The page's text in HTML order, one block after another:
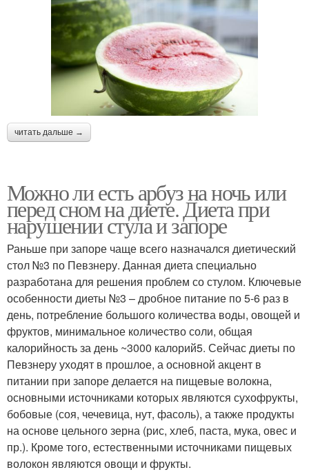
читать дальше →
Можно ли есть арбуз на ночь или
перед сном на диете. Диета при
нарушении стула и запоре
Раньше при запоре чаще всего назначался диетический
стол №3 по Певзнеру. Данная диета специально
разработана для решения проблем со стулом. Ключевые
особенности диеты №3 – дробное питание по 5-6 раз в
день, потребление большого количества воды, овощей и
фруктов, минимальное количество соли, общая
калорийность за день ~3000 калорий5. Сейчас диеты по
Певзнеру уходят в прошлое, а основной акцент в
питании при запоре делается на пищевые волокна,
основными источниками которых являются сухофрукты,
бобовые (соя, чечевица, нут, фасоль), а также продукты
на основе цельного зерна (рис, хлеб, паста, мука, овес и
пр.). Кроме того, естественными источниками пищевых
волокон являются овощи и фрукты.